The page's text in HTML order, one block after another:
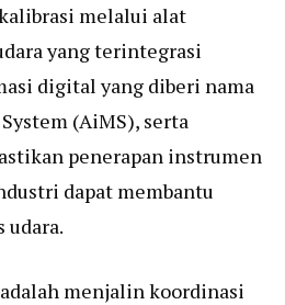
melalui alat
yang terintegrasi
digital yang diberi nama
(AiMS), serta
penerapan instrumen
dapat membantu
menjalin koordinasi